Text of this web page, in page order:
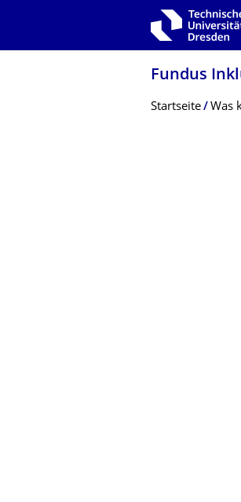
Zur Hauptnavigation springen
Fundus
Breadcrumb-
Startseite Was